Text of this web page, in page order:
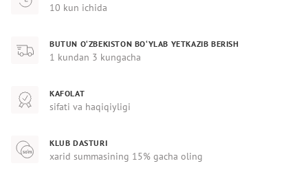
10 kun ichida
BUTUN O‘ZBEKISTON BO‘YLAB YETKAZIB BERISH
1 kundan 3 kungacha
KAFOLAT
sifati va haqiqiyligi
KLUB DASTURI
xarid summasining 15% gacha oling